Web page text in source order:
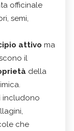
officinale
semi,
attivo ma
il
della
includono
che